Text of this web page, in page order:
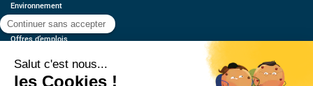
Environnement
Économie
Offres d’emplois
Contact